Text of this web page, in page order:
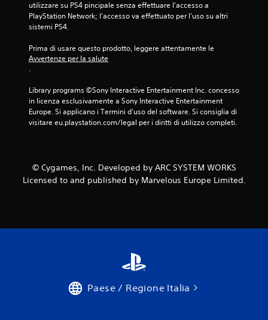
utilizzare su PS4 pincipale senza effettuare l'accesso a
PlayStation Network; l'accesso va effettuato per l'uso su altri
sistemi PS4.
Prima di usare questo prodotto, leggere attentamente le
Avvertenze per la salute
.
Library programs ©Sony Interactive Entertainment Inc. concesso
in licenza esclusivamente a Sony Interactive Entertainment
Europe. Si applicano i Termini d'uso del software. Si consiglia di
visitare eu.playstation.com/legal per i diritti di utilizzo completi.
© Cygames, Inc. Developed by ARC SYSTEM WORKS
Licensed to and published by Marvelous Europe Limited.
Paese / Regione Italia